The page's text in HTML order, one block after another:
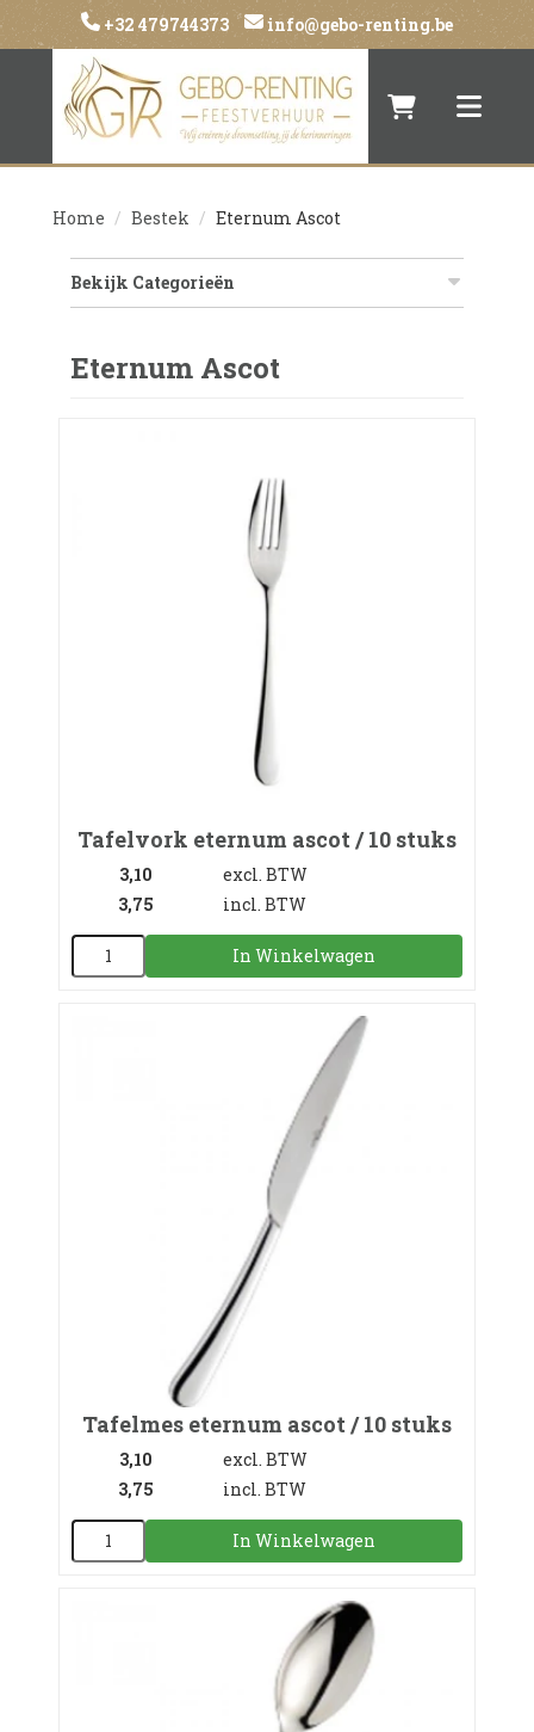
+32 479744373 info@gebo-renting.be
Naar Toggle
Home Bestek Eternum Ascot
Bekijk Categorieën
Eternum Ascot
Tafelvork eternum ascot / 10 stuks
3,10
excl. BTW
3,75
incl. BTW
In Winkelwagen
Tafelmes eternum ascot / 10 stuks
3,10
excl. BTW
3,75
incl. BTW
In Winkelwagen